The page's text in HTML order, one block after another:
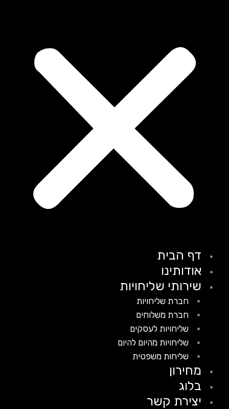
דף הבית
אודותינו
שירותי שליחויות
חברת שליחויות
חברת משלוחים
שליחויות לעסקים
שליחויות מהיום להיום
שליחות משפטית
מחירון
בלוג
יצירת קשר